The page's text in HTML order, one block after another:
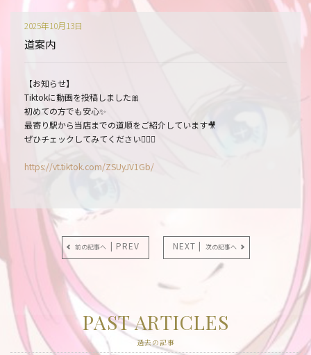
道案内
2025年10月13日
【お知らせ】
Tiktokに動画を投稿しました🎀
初めての方でも安心✨
最寄り駅から当店までの道順をご紹介しています🎥
ぜひチェックしてみてください🙇🏼‍♂️
https://vt.tiktok.com/ZSUyJV1Gb/
前の記事へ | PREV NEXT | 次の記事へ
PAST ARTICLES
過去の記事